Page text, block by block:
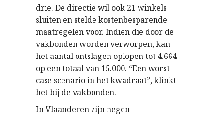
drie. De directie wil ook 21 winkels
sluiten en stelde kostenbesparende
maatregelen voor. Indien die door de
vakbonden worden verworpen, kan
het aantal ontslagen oplopen tot 4.664
op een totaal van 15.000. “Een worst
case scenario in het kwadraat”, klinkt
het bij de vakbonden.
In Vlaanderen zijn negen